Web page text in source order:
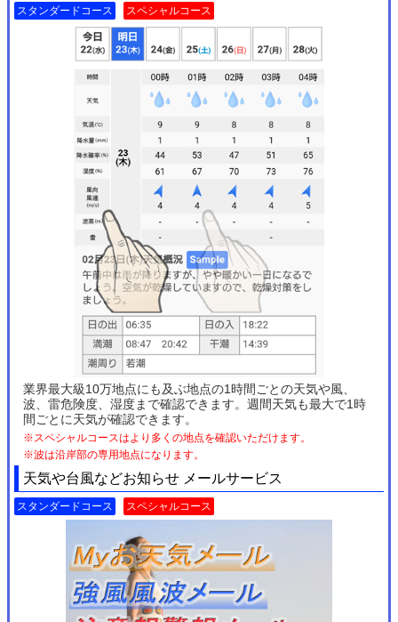
スタンダードコース スペシャルコース
業界最大級10万地点にも及ぶ地点の1時間ごとの天気や風、
波、雷危険度、湿度まで確認できます。週間天気も最大で1時
間ごとに天気が確認できます。
※スペシャルコースはより多くの地点を確認いただけます。
※波は沿岸部の専用地点になります。
天気や台風などお知らせ メールサービス
スタンダードコース スペシャルコース